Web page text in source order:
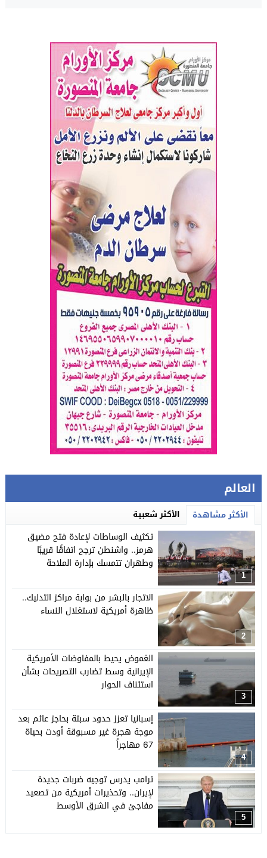
العالم
الأكثر مشاهدة الأكثر شعبية
1
تكثيف الوساطات لإعادة فتح مضيق
هرمز.. واشنطن ترجح اتفاقًا قريبًا
وطهران تتمسك بإدارة الملاحة
2
الاتجار بالبشر من بوابة مراكز التدليك..
ظاهرة أمريكية لاستغلال النساء
3
الغموض يحيط بالمفاوضات الأمريكية
الإيرانية وسط تضارب التصريحات بشأن
استئناف الحوار
4
إسبانيا تعزز حدود سبتة بحاجز عائم بعد
موجة هجرة غير مسبوقة أودت بحياة
67 مهاجراً
5
ترامب يدرس توجيه ضربات جديدة
لإيران.. وتحذيرات أمريكية من تصعيد
مفاجئ في الشرق الأوسط